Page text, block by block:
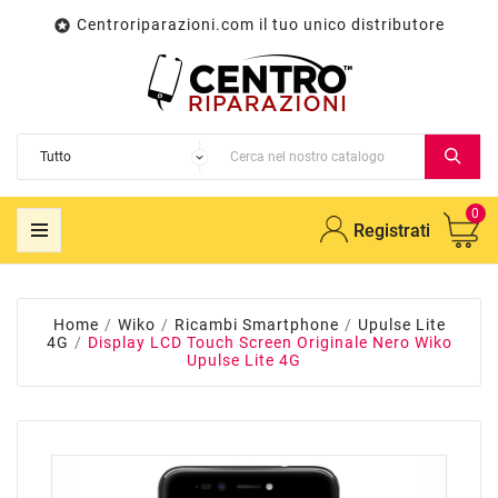
 Centroriparazioni.com il tuo unico distributore
Registrati
0
Home Wiko Ricambi Smartphone
Upulse Lite
4G
Display LCD Touch Screen Originale Nero Wiko
Upulse Lite 4G